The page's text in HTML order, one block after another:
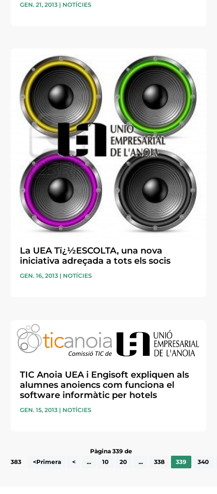
GEN. 21, 2013 | NOTÍCIES
La UEA Tï¿½ESCOLTA, una nova
iniciativa adreçada a tots els socis
GEN. 16, 2013 | NOTÍCIES
TIC Anoia UEA i Engisoft expliquen als
alumnes anoiencs com funciona el
software informàtic per hotels
GEN. 15, 2013 | NOTÍCIES
Pàgina 339 de
383
<Primera < ... 10 20 ... 338 339 340